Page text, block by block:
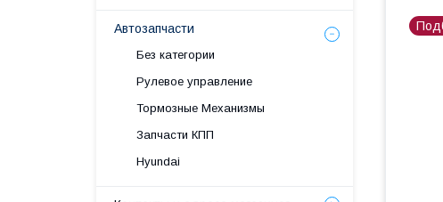
Автозапчасти
Без категории
Рулевое управление
Тормозные Механизмы
Запчасти КПП
Hyundai